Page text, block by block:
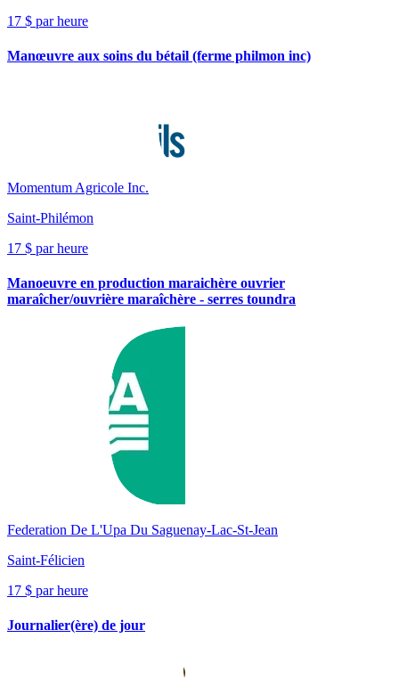
17 $ par heure
Manœuvre aux soins du bétail (ferme philmon inc)
Momentum Agricole Inc.
Saint-Philémon
17 $ par heure
Manoeuvre en production maraichère ouvrier
maraîcher/ouvrière maraîchère - serres toundra
Federation De L'Upa Du Saguenay-Lac-St-Jean
Saint-Félicien
17 $ par heure
Journalier(ère) de jour